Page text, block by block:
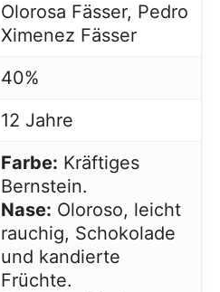
Olorosa Fässer, Pedro
Ximenez Fässer
40%
12 Jahre
Farbe: Kräftiges
Bernstein.
Nase: Oloroso, leicht
rauchig, Schokolade
und kandierte
Früchte.